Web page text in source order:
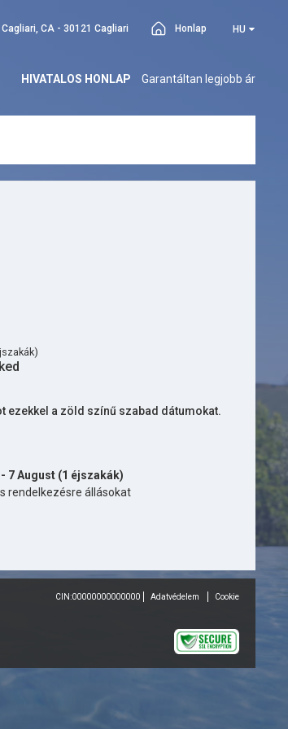
CA - 30121 Cagliari Honlap HU
HIVATALOS HONLAP Garantáltan legjobb ár
ezekkel a zöld színű szabad dátumokat.
7 August (1 éjszakák)
rendelkezésre állásokat
CIN:00000000000000 Adatvédelem Cookie